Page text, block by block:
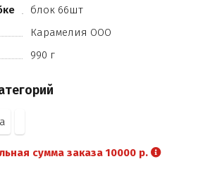
блок 66шт
Карамелия ООО
990 г
сумма заказа 10000 р.